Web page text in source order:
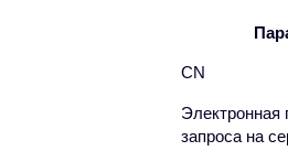
CN
Электронная
запроса на